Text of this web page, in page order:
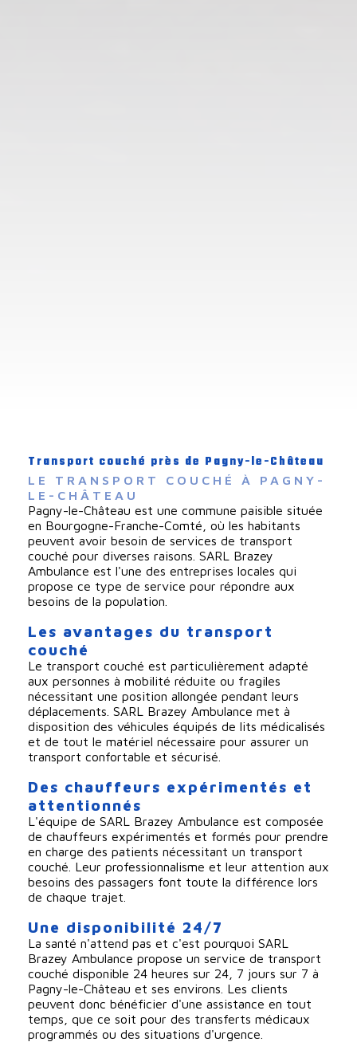
Transport couché près de Pagny-le-Château
LE TRANSPORT COUCHÉ À PAGNY-
LE-CHÂTEAU
Pagny-le-Château est une commune paisible située
en Bourgogne-Franche-Comté, où les habitants
peuvent avoir besoin de services de transport
couché pour diverses raisons. SARL Brazey
Ambulance est l'une des entreprises locales qui
propose ce type de service pour répondre aux
besoins de la population.
Les avantages du transport
couché
Le transport couché est particulièrement adapté
aux personnes à mobilité réduite ou fragiles
nécessitant une position allongée pendant leurs
déplacements. SARL Brazey Ambulance met à
disposition des véhicules équipés de lits médicalisés
et de tout le matériel nécessaire pour assurer un
transport confortable et sécurisé.
Des chauffeurs expérimentés et
attentionnés
L'équipe de SARL Brazey Ambulance est composée
de chauffeurs expérimentés et formés pour prendre
en charge des patients nécessitant un transport
couché. Leur professionnalisme et leur attention aux
besoins des passagers font toute la différence lors
de chaque trajet.
Une disponibilité 24/7
La santé n'attend pas et c'est pourquoi SARL
Brazey Ambulance propose un service de transport
couché disponible 24 heures sur 24, 7 jours sur 7 à
Pagny-le-Château et ses environs. Les clients
peuvent donc bénéficier d'une assistance en tout
temps, que ce soit pour des transferts médicaux
programmés ou des situations d'urgence.